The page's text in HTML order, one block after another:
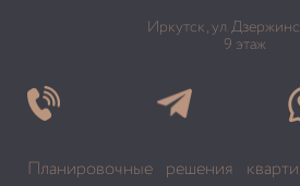
Иркутск, ул.
9 этаж
Планировочные решения